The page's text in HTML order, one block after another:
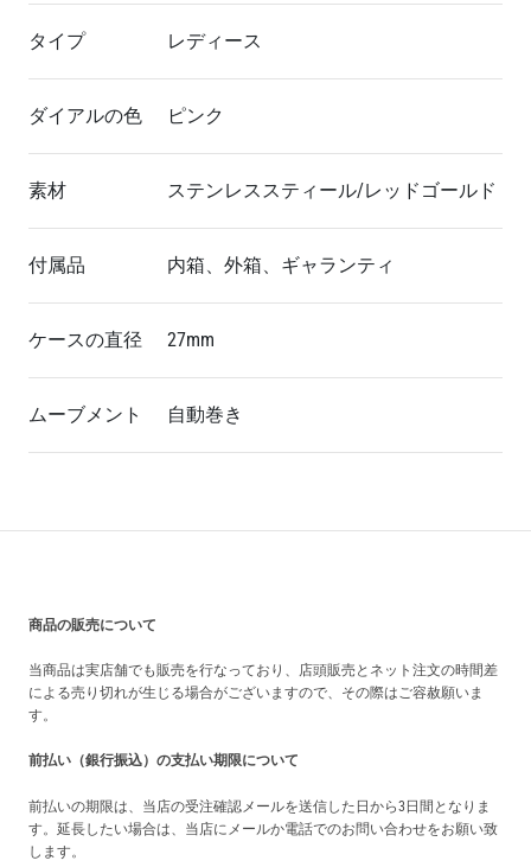
タイプ レディース
ダイアルの色 ピンク
素材 ステンレススティール/レッドゴールド
付属品 内箱、外箱、ギャランティ
ケースの直径 27mm
ムーブメント 自動巻き
商品の販売について
当商品は実店舗でも販売を行なっており、店頭販売とネット注文の時間差
による売り切れが生じる場合がございますので、その際はご容赦願いま
す。
前払い（銀行振込）の支払い期限について
前払いの期限は、当店の受注確認メールを送信した日から3日間となりま
す。延長したい場合は、当店にメールか電話でのお問い合わせをお願い致
します。